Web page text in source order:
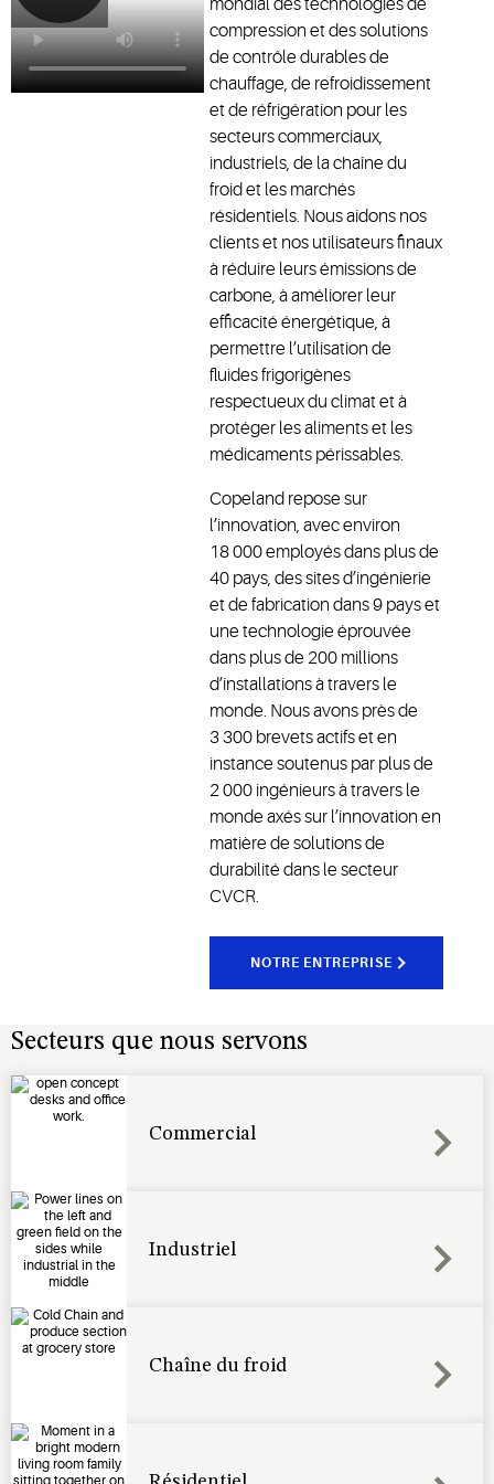
mondial des technologies de
compression et des solutions
de contrôle durables de
chauffage, de refroidissement
et de réfrigération pour les
secteurs commerciaux,
industriels, de la chaîne du
froid et les marchés
résidentiels. Nous aidons nos
clients et nos utilisateurs finaux
à réduire leurs émissions de
carbone, à améliorer leur
efficacité énergétique, à
permettre l’utilisation de
fluides frigorigènes
respectueux du climat et à
protéger les aliments et les
médicaments périssables.
Copeland repose sur
l’innovation, avec environ
18 000 employés dans plus de
40 pays, des sites d’ingénierie
et de fabrication dans 9 pays et
une technologie éprouvée
dans plus de 200 millions
d’installations à travers le
monde. Nous avons près de
3 300 brevets actifs et en
instance soutenus par plus de
2 000 ingénieurs à travers le
monde axés sur l’innovation en
matière de solutions de
durabilité dans le secteur
CVCR.
NOTRE ENTREPRISE
Secteurs que nous servons
Commercial
Industriel
Chaîne du froid